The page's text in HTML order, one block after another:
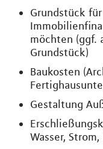
Grundstück
möchten (ggf.
Grundstück)
Baukosten
Gestaltung
Wasser,